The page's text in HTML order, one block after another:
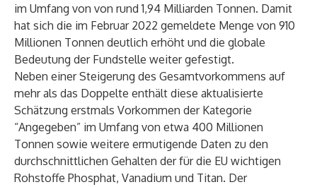
im Umfang von von rund 1,94 Milliarden Tonnen. Damit
hat sich die im Februar 2022 gemeldete Menge von 910
Millionen Tonnen deutlich erhöht und die globale
Bedeutung der Fundstelle weiter gefestigt.
Neben einer Steigerung des Gesamtvorkommens auf
mehr als das Doppelte enthält diese aktualisierte
Schätzung erstmals Vorkommen der Kategorie
“Angegeben” im Umfang von etwa 400 Millionen
Tonnen sowie weitere ermutigende Daten zu den
durchschnittlichen Gehalten der für die EU wichtigen
Rohstoffe Phosphat, Vanadium und Titan. Der